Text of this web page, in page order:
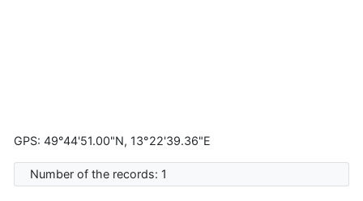
GPS: 49°44'51.00"N, 13°22'39.36"E
Number of the records: 1